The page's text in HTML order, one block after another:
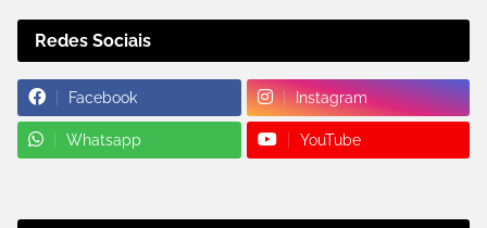
Redes Sociais
Facebook Instagram
Whatsapp YouTube